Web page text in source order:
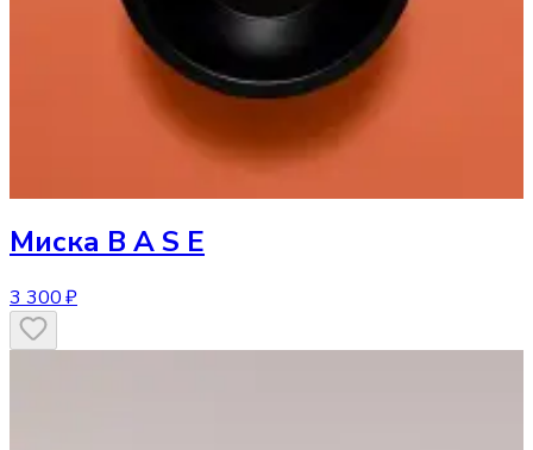
Миска B A S E
3 300 ₽